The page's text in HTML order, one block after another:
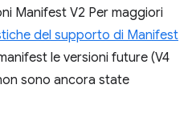
Manifest V2 Per maggiori
del supporto di Manifest
le versioni future (V4
sono ancora state